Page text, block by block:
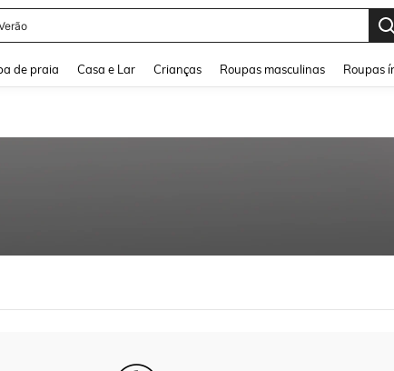
de praia Casa e Lar Crianças Roupas masculinas Roupas